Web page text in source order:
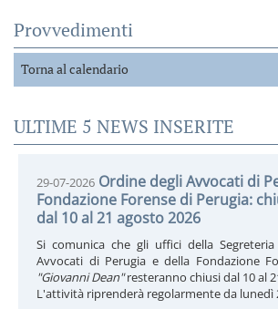
Provvedimenti
Torna al calendario
ULTIME 5 NEWS INSERITE
29-07-2026 Ordine degli Avvocati di
Fondazione Forense di Perugia:
dal 10 al 21 agosto 2026
Si comunica che gli uffici della
Avvocati di Perugia e della Fondazione
"Giovanni Dean"resteranno chiusi dal 10 al
L'attività riprenderà regolarmente da lunedì